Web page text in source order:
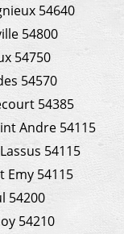
54640
54800
54750
54570
54385
Andre 54115
54115
Emy 54115
54200
54210